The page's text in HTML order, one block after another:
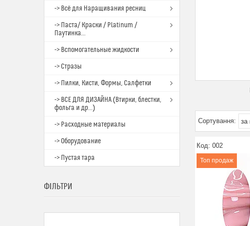
002
Топ продаж
-> Всё для Наращивания ресниц
-> Паста/ Краски / Platinum /
Паутинка...
-> Вспомогательные жидкости
-> Стразы
-> Пилки, Кисти, Формы, Салфетки
-> ВСЕ ДЛЯ ДИЗАЙНА (Втирки, блестки,
фольга и др...)
-> Расходные материалы
-> Оборудование
-> Пустая тара
ФІЛЬТРИ